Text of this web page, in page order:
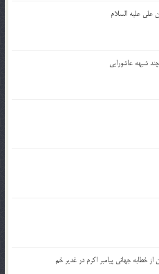
علی علیه السلام
شبهه عاشورایی
خطابه جهانی پیامبر اکرم در غدیر خم